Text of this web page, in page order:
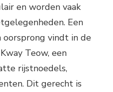
en worden vaak
Een
vindt in de
Teow, een
rijstnoedels,
Dit gerecht is